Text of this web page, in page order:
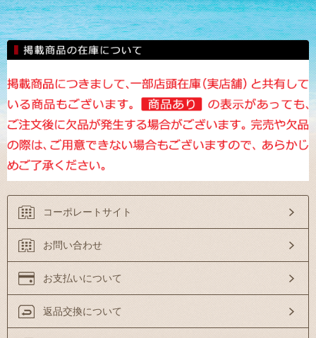
コーポレートサイト
お問い合わせ
お支払いについて
返品交換について